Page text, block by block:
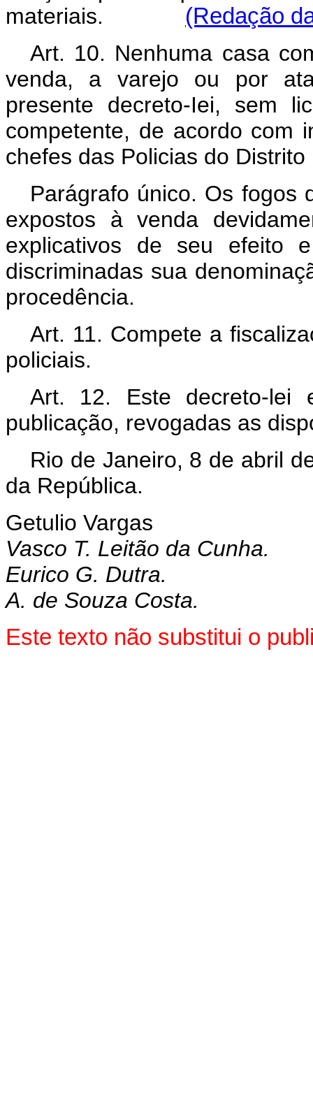
materiais. (Redação
Art. 10. Nenhuma casa
venda, a varejo ou por
presente decreto-Iei, sem
competente, de acordo com
chefes das Policias do
Parágrafo único. Os fogos
expostos à venda
explicativos de seu efeito
discriminadas sua
procedência.
Art. 11. Compete a
policiais.
Art. 12. Este decreto-
publicação, revogadas as
Rio de Janeiro, 8 de abril
da República.
Getulio Vargas
Vasco T. Leitão da Cunha.
Eurico G. Dutra.
A. de Souza Costa.
Este texto não substitui o